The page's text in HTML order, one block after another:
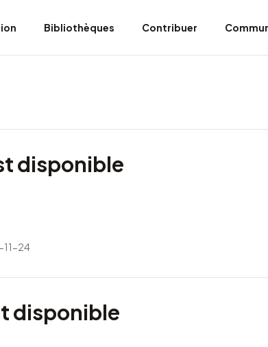
Bibliothèques Contribuer
disponible
11-24
disponible